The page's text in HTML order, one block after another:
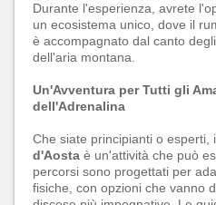
Durante l'esperienza, avrete
un ecosistema unico, dove il
è accompagnato dal canto
dell'aria montana.
Un'Avventura per Tutti gli
dell'Adrenalina
Che siate principianti o esperti,
d'Aosta è un'attività che può
percorsi sono progettati per
fisiche, con opzioni che vanno